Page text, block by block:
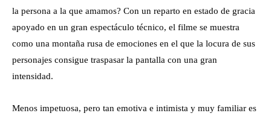
la persona a la que amamos? Con un reparto en estado de gracia
apoyado en un gran espectáculo técnico, el filme se muestra
como una montaña rusa de emociones en el que la locura de sus
personajes consigue traspasar la pantalla con una gran
intensidad.
Menos impetuosa, pero tan emotiva e intimista y muy familiar es